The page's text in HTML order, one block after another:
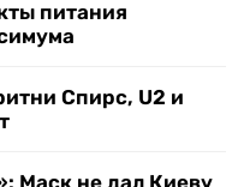
питания
Спирс, U2 и